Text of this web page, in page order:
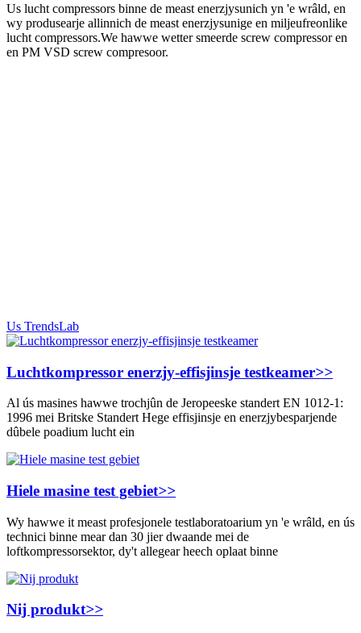
Us lucht compressors binne de meast enerzjysunich yn 'e wrâld, en
wy produsearje allinnich de meast enerzjysunige en miljeufreonlike
lucht compressors.We hawwe wetter smeerde screw compressor en
en PM VSD screw compresoor.
Us TrendsLab
Luchtkompressor enerzjy-effisjinsje testkeamer>>
Al ús masines hawwe trochjûn de Jeropeeske standert EN 1012-1:
1996 mei Britske Standert Hege effisjinsje en enerzjybesparjende
dûbele poadium lucht ein
Hiele masine test gebiet>>
Wy hawwe it meast profesjonele testlaboratoarium yn 'e wrâld, en ús
technici binne mear dan 30 jier dwaande mei de
loftkompressorsektor, dy't allegear heech oplaat binne
Nij produkt>>